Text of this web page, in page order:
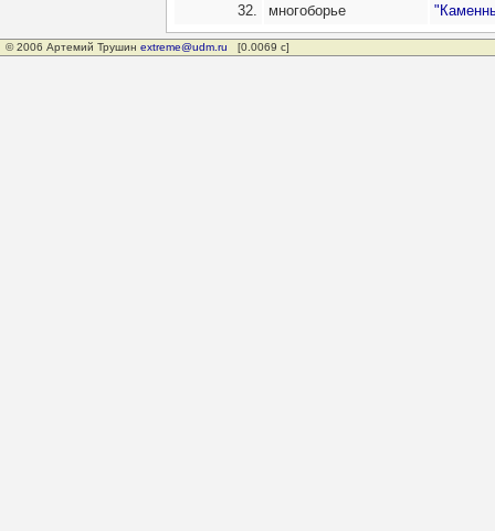
32.
многоборье
© 2006 Артемий Трушин extreme@udm.ru [0.0069 с]